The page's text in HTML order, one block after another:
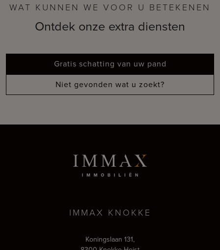
WAT KUNNEN WE VOOR U BETEKENEN
Ontdek onze extra diensten
Gratis schatting van uw pand
Niet gevonden wat u zoekt?
IMMAX KNOKKE
Koningslaan 131,